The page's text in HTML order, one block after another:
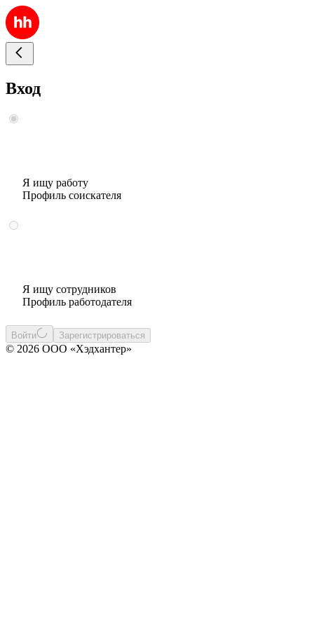
Вход
Я ищу работу
Профиль соискателя
Я ищу сотрудников
Профиль работодателя
Войти Зарегистрироваться
© 2026 ООО «Хэдхантер»